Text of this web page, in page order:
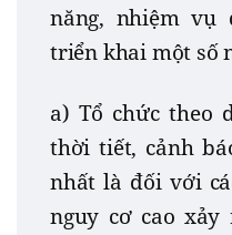
năng, nhiệm vụ
triển khai một số
a) Tổ chức theo
thời tiết, cảnh
nhất là đối với
nguy cơ cao